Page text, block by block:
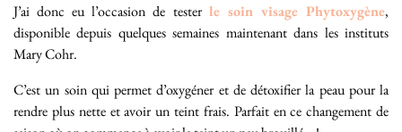
J’ai donc eu l’occasion de tester le soin visage Phytoxygène,
disponible depuis quelques semaines maintenant dans les instituts
Mary Cohr.
C’est un soin qui permet d’oxygéner et de détoxifier la peau pour la
rendre plus nette et avoir un teint frais. Parfait en ce changement de